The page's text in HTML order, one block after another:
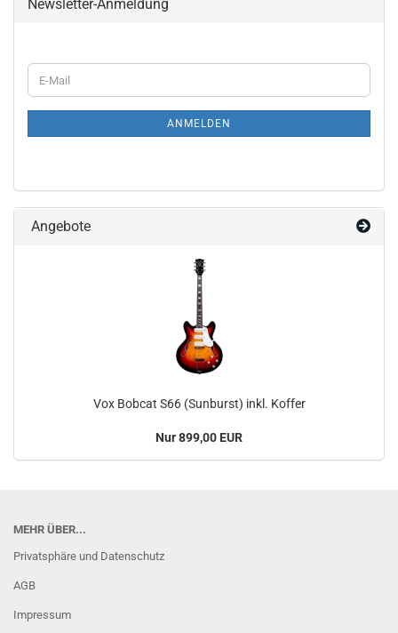
Newsletter-Anmeldung
WEITER
ZUR
E-
Mail
ANMELDEN
Angebote
Vox Bobcat S66 (Sunburst) inkl. Koffer
Nur 899,00 EUR
MEHR ÜBER...
Privatsphäre und Datenschutz
AGB
Impressum